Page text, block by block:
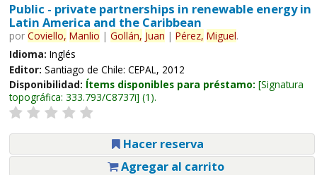
Public - private partnerships in renewable energy in
Latin America and the Caribbean
por Coviello, Manlio | Gollán, Juan | Pérez, Miguel.
Idioma: Inglés
Editor: Santiago de Chile: CEPAL, 2012
Disponibilidad: Ítems disponibles para préstamo: Signatura
topográfica: 333.793/C8737i (1).
Hacer reserva
Agregar al carrito